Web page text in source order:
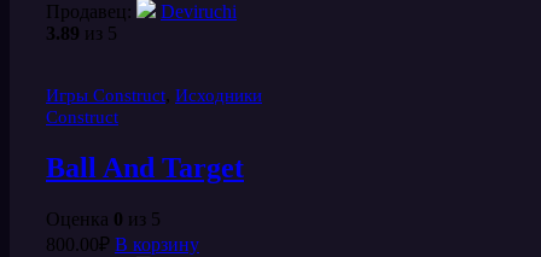
Продавец:
Deviruchi
3.89 из 5
Игры Construct, Исходники
Construct
Ball And Target
Оценка 0 из 5
800.00₽ В корзину